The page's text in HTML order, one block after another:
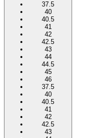
37.5
40
40.5
41
42
42.5
43
44
44.5
45
46
37.5
40
40.5
41
42
42.5
43